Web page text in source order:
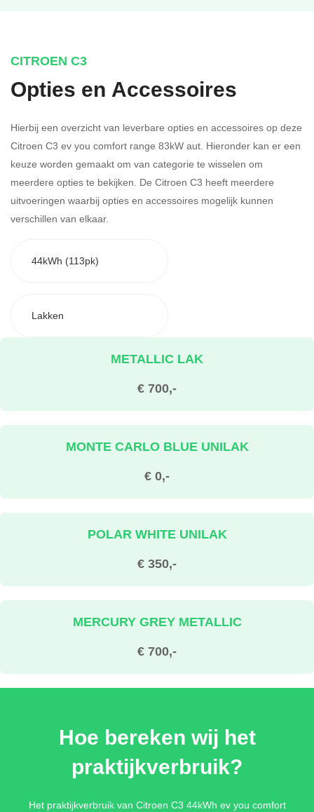
CITROEN C3
Opties en Accessoires
Hierbij een overzicht van leverbare opties en accessoires op deze
Citroen C3 ev you comfort range 83kW aut. Hieronder kan er een
keuze worden gemaakt om van categorie te wisselen om
meerdere opties te bekijken. De Citroen C3 heeft meerdere
uitvoeringen waarbij opties en accessoires mogelijk kunnen
verschillen van elkaar.
44kWh (113pk)
Lakken
€ 700,-
METALLIC LAK
€ 0,-
MONTE CARLO BLUE UNILAK
€ 350,-
POLAR WHITE UNILAK
€ 700,-
MERCURY GREY METALLIC
€ 700,-
Hoe bereken wij het
praktijkverbruik?
Het praktijkverbruik van Citroen C3 44kWh ev you comfort